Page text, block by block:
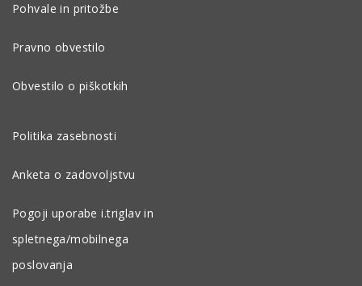
Pohvale in pritožbe
Pravno obvestilo
Obvestilo o piškotkih
Politika zasebnosti
Anketa o zadovoljstvu
Pogoji uporabe i.triglav in
spletnega/mobilnega
poslovanja